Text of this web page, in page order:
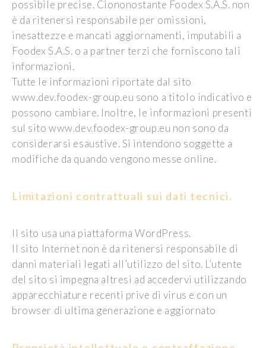
possibile precise. Ciononostante Foodex S.A.S. non
è da ritenersi responsabile per omissioni,
inesattezze e mancati aggiornamenti, imputabili a
Foodex S.A.S. o a partner terzi che forniscono tali
informazioni.
Tutte le informazioni riportate dal sito
www.dev.foodex-group.eu sono a titolo indicativo e
possono cambiare. Inoltre, le informazioni presenti
sul sito www.dev.foodex-group.eu non sono da
considerarsi esaustive. Si intendono soggette a
modifiche da quando vengono messe online.
Limitazioni contrattuali sui dati tecnici.
Il sito usa una piattaforma WordPress.
Il sito Internet non è da ritenersi responsabile di
danni materiali legati all’utilizzo del sito. L’utente
del sito si impegna altresì ad accedervi utilizzando
apparecchiature recenti prive di virus e con un
browser di ultima generazione e aggiornato